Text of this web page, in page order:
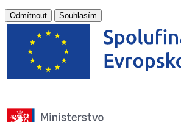
Odmítnout Souhlasím